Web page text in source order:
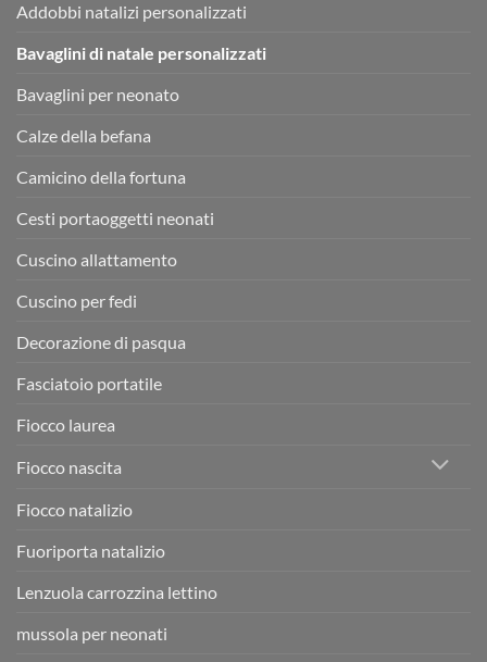
Addobbi natalizi personalizzati
Bavaglini di natale personalizzati
Bavaglini per neonato
Calze della befana
Camicino della fortuna
Cesti portaoggetti neonati
Cuscino allattamento
Cuscino per fedi
Decorazione di pasqua
Fasciatoio portatile
Fiocco laurea
Fiocco nascita
Fiocco natalizio
Fuoriporta natalizio
Lenzuola carrozzina lettino
mussola per neonati